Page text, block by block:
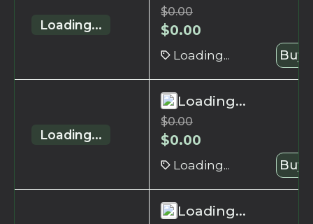
Loading...
$0.00
$0.00
Loading... Buy
Loading...
Loading...
$0.00
$0.00
Loading... Buy
Loading...